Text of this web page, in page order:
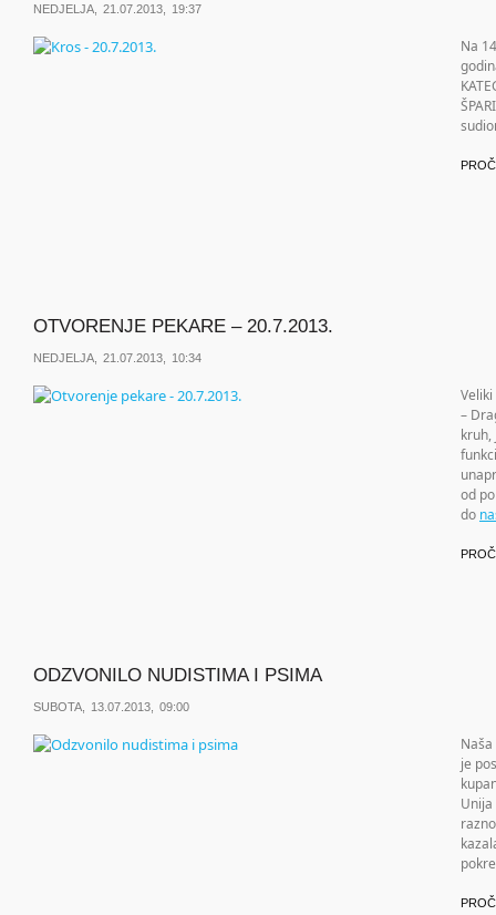
NEDJELJA, 21.07.2013, 19:37
Na
OTVORENJE PEKARE – 20.7.2013.
NEDJELJA, 21.07.2013, 10:34
–
kruh,
od
do
ODZVONILO NUDISTIMA I PSIMA
SUBOTA, 13.07.2013, 09:00
je